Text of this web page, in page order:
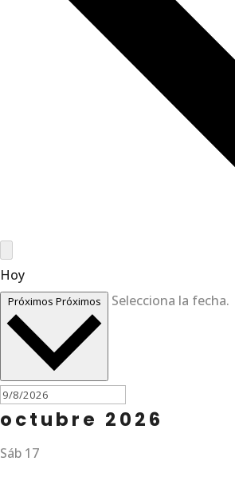
Hoy
Próximos Próximos Selecciona la fecha.
octubre 2026
Sáb 17